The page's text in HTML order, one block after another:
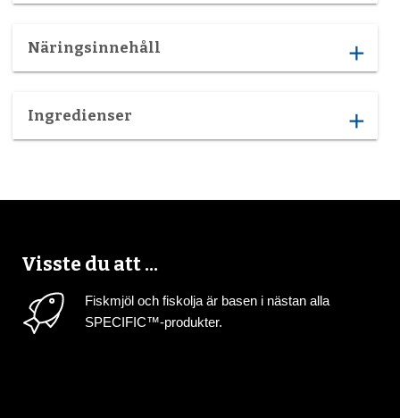
Näringsinnehåll add
Ingredienser add
Visste du att ...
Fiskmjöl och fiskolja är basen i nästan alla
SPECIFIC™-produkter.